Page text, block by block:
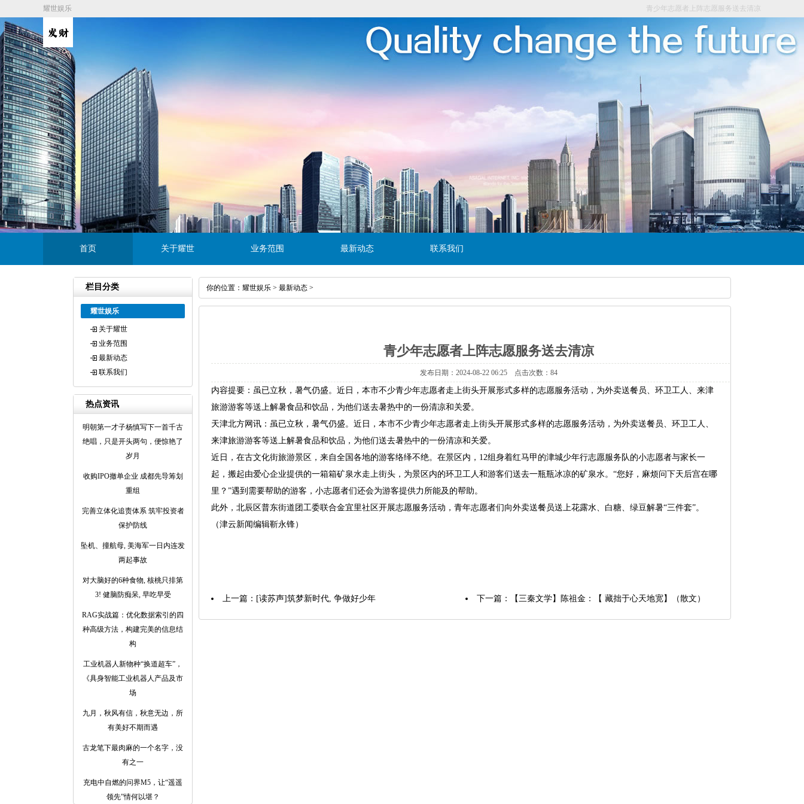
耀世娱乐 青少年志愿者上阵志愿服务送去清凉
首页 关于耀世 业务范围 最新动态 联系我们
栏目分类
耀世娱乐
关于耀世
业务范围
最新动态
联系我们
热点资讯
明朝第一才子杨慎写下一首千古
绝唱，只是开头两句，便惊艳了
岁月
收购IPO撤单企业 成都先导筹划
重组
完善立体化追责体系 筑牢投资者
保护防线
坠机、撞航母, 美海军一日内连发
两起事故
对大脑好的6种食物, 核桃只排第
3! 健脑防痴呆, 早吃早受
RAG实战篇：优化数据索引的四
种高级方法，构建完美的信息结
构
工业机器人新物种“换道超车”，
《具身智能工业机器人产品及市
场
九月，秋风有信，秋意无边，所
有美好不期而遇
古龙笔下最肉麻的一个名字，没
有之一
充电中自燃的问界M5，让“遥遥
领先”情何以堪？
你的位置： 耀世娱乐 > 最新动态 >
青少年志愿者上阵志愿服务送去清凉
发布日期：2024-08-22 06:25 点击次数：84
内容提要：虽已立秋，暑气仍盛。近日，本市不少青少年志愿者走上街头开展形式多样的志愿服务活动，为外卖送餐员、环卫工人、来津
旅游游客等送上解暑食品和饮品，为他们送去暑热中的一份清凉和关爱。
天津北方网讯：虽已立秋，暑气仍盛。近日，本市不少青少年志愿者走上街头开展形式多样的志愿服务活动，为外卖送餐员、环卫工人、
来津旅游游客等送上解暑食品和饮品，为他们送去暑热中的一份清凉和关爱。
近日，在古文化街旅游景区，来自全国各地的游客络绎不绝。在景区内，12组身着红马甲的津城少年行志愿服务队的小志愿者与家长一
起，搬起由爱心企业提供的一箱箱矿泉水走上街头，为景区内的环卫工人和游客们送去一瓶瓶冰凉的矿泉水。“您好，麻烦问下天后宫在哪
里？”遇到需要帮助的游客，小志愿者们还会为游客提供力所能及的帮助。
此外，北辰区普东街道团工委联合金宜里社区开展志愿服务活动，青年志愿者们向外卖送餐员送上花露水、白糖、绿豆解暑“三件套”。
（津云新闻编辑靳永锋）
上一篇： [读苏声]筑梦新时代, 争做好少年 下一篇： 【三秦文学】陈祖金：【 藏拙于心天地宽】（散文）